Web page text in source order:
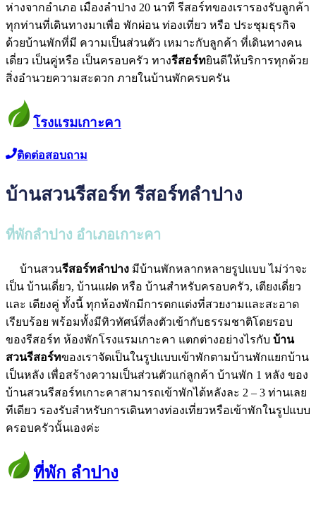
ห่างจากอำเภอ เมืองลำปาง 20 นาที รีสอร์ทของเรารองรับลูกค้า
ทุกท่านที่เดินทางมาเพื่อ พักผ่อน ท่องเที่ยว หรือ ประชุมธุรกิจ
ด้วยบ้านพักที่มี ความเป็นส่วนตัว เหมาะกับลูกค้า ที่เดินทางคน
เดี่ยว เป็นคู่หรือ เป็นครอบครัว ทางรีสอร์ทยินดีให้บริการทุกด้วย
สิ่งอำนวยความสะดวก ภายในบ้านพักครบครัน
โรงแรมเกาะคา
ติดต่อสอบถาม
บ้านสวนรีสอร์ท รีสอร์ทลำปาง
ที่พักลำปาง อำเภอเกาะคา
บ้านสวนรีสอร์ทลำปาง มีบ้านพักหลากหลายรูปแบบ ไม่ว่าจะ
เป็น บ้านเดี่ยว, บ้านแฝด หรือ บ้านสำหรับครอบครัว, เตียงเดี่ยว
และ เตียงคู่ ทั้งนี้ ทุกห้องพักมีการตกแต่งที่สวยงามและสะอาด
เรียบร้อย พร้อมทั้งมีทิวทัศน์ที่ลงตัวเข้ากับธรรมชาติโดยรอบ
ของรีสอร์ท ห้องพักโรงแรมเกาะคา แตกต่างอย่างไรกับ บ้าน
สวนรีสอร์ทของเราจัดเป็นในรูปแบบเข้าพักตามบ้านพักแยกบ้าน
เป็นหลัง เพื่อสร้างความเป็นส่วนตัวแก่ลูกค้า บ้านพัก 1 หลัง ของ
บ้านสวนรีสอร์ทเกาะคาสามารถเข้าพักได้หลังละ 2 – 3 ท่านเลย
ทีเดียว รองรับสำหรับการเดินทางท่องเที่ยวหรือเข้าพักในรูปแบบ
ครอบครัวนั้นเองค่ะ
ที่พัก ลำปาง